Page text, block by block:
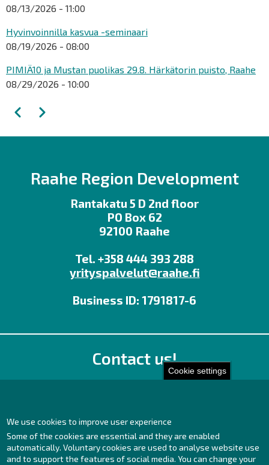
Cookie settings
We use cookies to improve user experience
Some of the cookies are essential and they are enabled
automatically. Voluntary cookies are used to analyse website use
and to support the features of social media. You can change your
08/13/2026 - 11:00
Hyvinvoinnilla kasvua -seminaari
08/19/2026 - 08:00
PIMIÄ10 ja Mustan puolikas 29.8. Härkätorin puisto, Raahe
08/29/2026 - 10:00
Pagination
PreviousNext
Raahe Region Development
Rantakatu 5 D 2nd floor
PO Box 62
92100 Raahe
Tel. +358 444 393 288
yrityspalvelut@raahe.fi
Business ID: 1791817-6
Contact us!
Office
Facebook
Instagram